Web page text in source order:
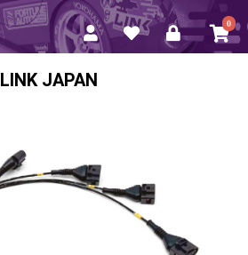
0
LINK JAPAN